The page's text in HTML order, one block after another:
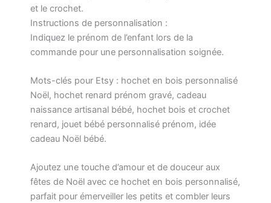
et le crochet.
Instructions de personnalisation :
Indiquez le prénom de l’enfant lors de la
commande pour une personnalisation soignée.
Mots-clés pour Etsy : hochet en bois personnalisé
Noël, hochet renard prénom gravé, cadeau
naissance artisanal bébé, hochet bois et crochet
renard, jouet bébé personnalisé prénom, idée
cadeau Noël bébé.
Ajoutez une touche d’amour et de douceur aux
fêtes de Noël avec ce hochet en bois personnalisé,
parfait pour émerveiller les petits et combler leurs